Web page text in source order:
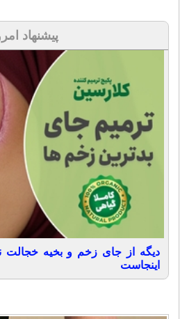
پیشنهاد
دیگه از جای زخم و بخیه
اینجاست